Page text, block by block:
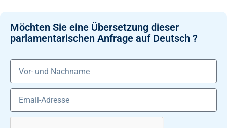
Möchten Sie eine Übersetzung dieser
parlamentarischen Anfrage auf Deutsch ?